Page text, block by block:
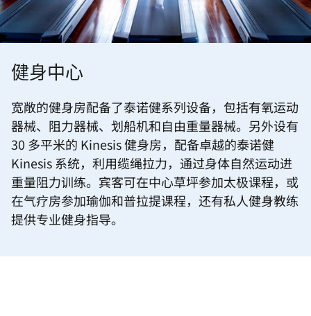
健身中心
宽敞的健身房配备了泰诺健系列设备，包括有氧运动
器械、阻力器械、划船机和自由重量器械。另外设有
30 多平米的 Kinesis 健身房，配备卓越的泰诺健
Kinesis 系统，利用缆绳拉力，通过身体自然运动进
重量阻力训练。宾客可在中心草坪参加太极课程，或
在气疗房参加瑜伽和普拉提课程，还有私人健身教练
提供专业健身指导。